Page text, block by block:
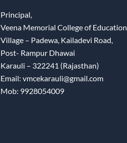
Principal,
Veena Memorial College of Education
Village – Padewa, Kailadevi Road,
Post- Rampur Dhawai
Karauli – 322241 (Rajasthan)
Email: vmcekarauli@gmail.com
Mob: 9928054009